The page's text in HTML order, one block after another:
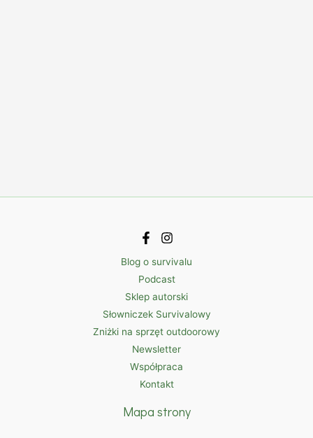
Blog o survivalu
Podcast
Sklep autorski
Słowniczek Survivalowy
Zniżki na sprzęt outdoorowy
Newsletter
Współpraca
Kontakt
Mapa strony